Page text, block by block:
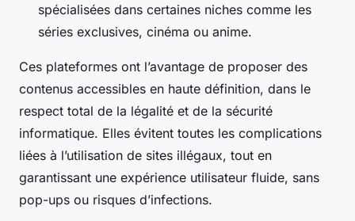
spécialisées dans certaines niches comme les
séries exclusives, cinéma ou anime.
Ces plateformes ont l’avantage de proposer des
contenus accessibles en haute définition, dans le
respect total de la légalité et de la sécurité
informatique. Elles évitent toutes les complications
liées à l’utilisation de sites illégaux, tout en
garantissant une expérience utilisateur fluide, sans
pop-ups ou risques d’infections.